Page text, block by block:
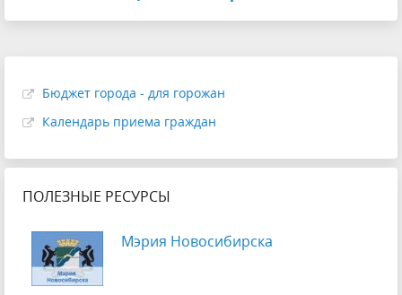
Бюджет города - для горожан
Календарь приема граждан
ПОЛЕЗНЫЕ РЕСУРСЫ
Мэрия Новосибирска